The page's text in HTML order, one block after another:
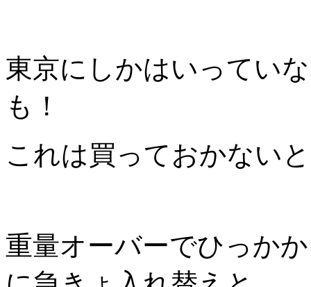
東京にしかはいってい
も！
これは買っておかない
重量オーバーでひっか